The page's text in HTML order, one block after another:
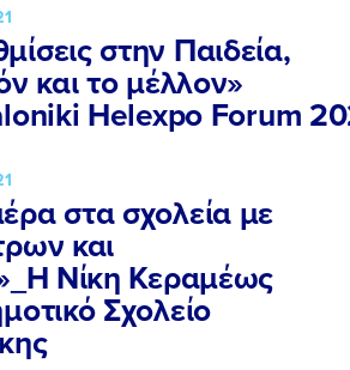
στην Παιδεία,
και το μέλλον»
Helexpo Forum
στα σχολεία με
και
Νίκη Κεραμέως
Σχολείο